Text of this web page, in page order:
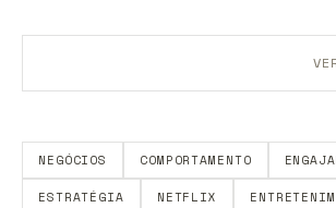
NEGÓCIOS COMPORTAMENTO
ESTRATÉGIA NETFLIX